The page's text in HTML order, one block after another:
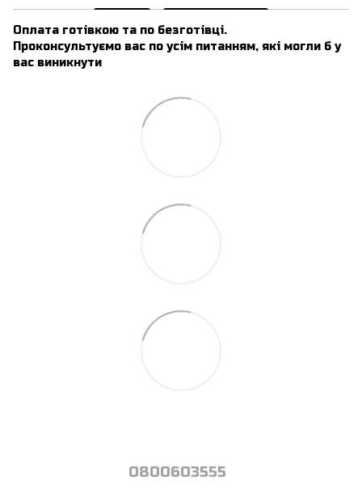
Оплата готівкою та по безготівці.
Проконсультуємо вас по усім питанням, які могли б у
вас виникнути
0800603555